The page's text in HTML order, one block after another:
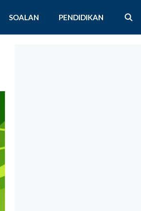
SOALAN PENDIDIKAN